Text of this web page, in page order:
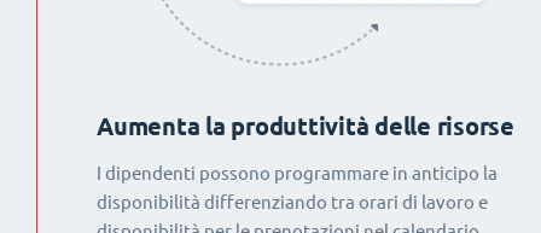
Aumenta la produttività delle risorse
I dipendenti possono programmare in anticipo la
disponibilità differenziando tra orari di lavoro e